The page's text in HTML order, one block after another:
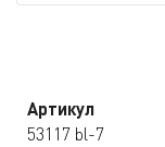
Артикул
53117 bl-7